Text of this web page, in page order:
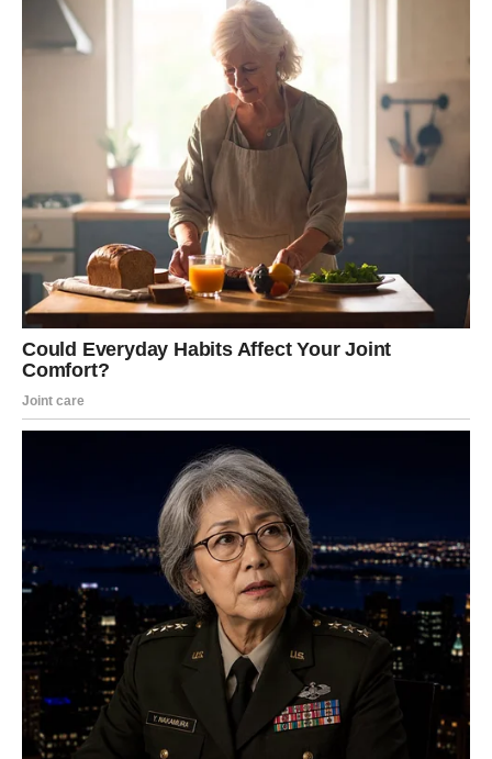
vodi ka buđenju
Psihički, OVAN danas može biti unutrašnje napet
izuzetno svestan sebe. Ovo je dan kada vam misli rade
ubrzano, ali vas i vode ka važnim zaključcima. Moguće je
da osećate nervozu bez jasnog razloga – to je znak da se
u vama nešto oslobađa.
Stare frustracije, potisnute emocije ili nerešeni odnosi
danas mogu isplivati na površinu. Nemojte ih ignorisati.
Ovo je dan za suočavanje, ali bez samokritike. Shvatate
da više nemate strpljenja za laži – ni tuđe, ni sopstvene.
razgovor sa osobom od poverenja
ili pisanje misli
Ovo je dan kada psihička jasnoća dolazi posle nemira
ZDRAVLJE – energija jaka, ali